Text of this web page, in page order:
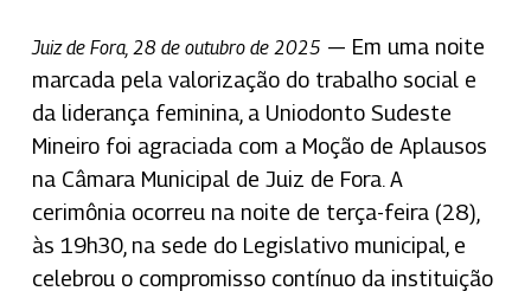
Juiz de Fora, 28 de outubro de 2025 — Em uma noite
marcada pela valorização do trabalho social e
da liderança feminina, a Uniodonto Sudeste
Mineiro foi agraciada com a Moção de Aplausos
na Câmara Municipal de Juiz de Fora. A
cerimônia ocorreu na noite de terça-feira (28),
às 19h30, na sede do Legislativo municipal, e
celebrou o compromisso contínuo da instituição